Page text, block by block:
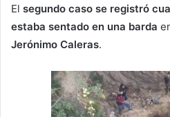
El segundo caso se registró
estaba sentado en una barda
Jerónimo Caleras.